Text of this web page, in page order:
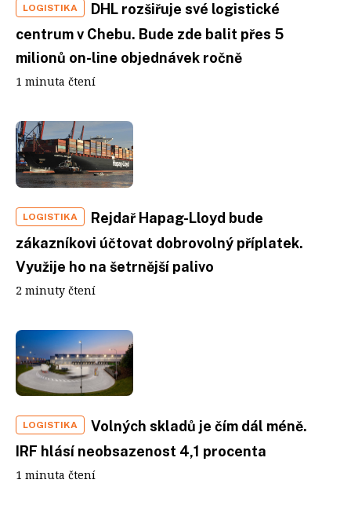
LOGISTIKA
DHL rozšiřuje své logistické
centrum v Chebu. Bude zde balit přes 5
milionů on-line objednávek ročně
1 minuta čtení
LOGISTIKA
Rejdař Hapag-Lloyd bude
zákazníkovi účtovat dobrovolný příplatek.
Využije ho na šetrnější palivo
2 minuty čtení
LOGISTIKA
Volných skladů je čím dál méně.
IRF hlásí neobsazenost 4,1 procenta
1 minuta čtení